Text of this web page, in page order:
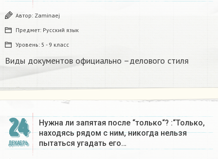
Автор: Zaminaej
Предмет: Русский язык
Уровень: 5 - 9 класс
Виды документов официально –делового стиля
24
ДЕКАБРЬ
Нужна ли запятая после “только“? :“Только,
находясь рядом с ним, никогда нельзя
пытаться угадать его…